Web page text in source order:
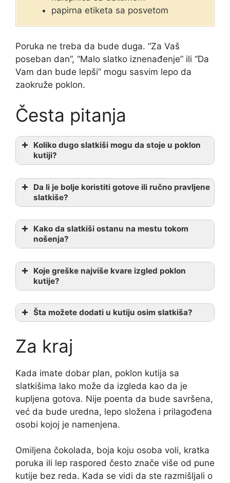
papirna etiketa sa posvetom
Poruka ne treba da bude duga. “Za Vaš
poseban dan”, “Malo slatko iznenađenje” ili “Da
Vam dan bude lepši” mogu sasvim lepo da
zaokruže poklon.
Česta pitanja
Koliko dugo slatkiši mogu da stoje u poklon
kutiji?
Da li je bolje koristiti gotove ili ručno pravljene
slatkiše?
Kako da slatkiši ostanu na mestu tokom
nošenja?
Koje greške najviše kvare izgled poklon
kutije?
Šta možete dodati u kutiju osim slatkiša?
Za kraj
Kada imate dobar plan, poklon kutija sa
slatkišima lako može da izgleda kao da je
kupljena gotova. Nije poenta da bude savršena,
već da bude uredna, lepo složena i prilagođena
osobi kojoj je namenjena.
Omiljena čokolada, boja koju osoba voli, kratka
poruka ili lep raspored često znače više od pune
kutije bez reda. Kada se vidi da ste razmišljali o